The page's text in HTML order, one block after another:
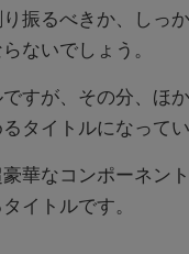
振るべきか、しっ
ないでしょう。
すが、その分、ほ
タイトルになってい
華なコンポーネン
イトルです。